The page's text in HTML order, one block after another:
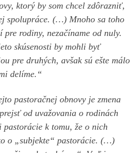
ktorý by som chcel zdôrazniť,
spolupráce. (…) Mnoho sa toho
rodiny, nezačíname od nuly.
skúsenosti by mohli byť
pre druhých, avšak sú ešte málo
delíme.“
pastoračnej obnovy je zmena
od uvažovania o rodinách
pastorácie k tomu, že o nich
o „subjekte“ pastorácie. (…)